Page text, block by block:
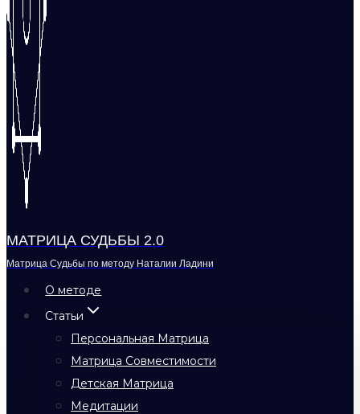
МАТРИЦА СУДЬБЫ 2.0
Матрица Судьбы по методу Наталии Ладини
О методе
Статьи
Персональная Матрица
Матрица Совместимости
Детская Матрица
Медитации